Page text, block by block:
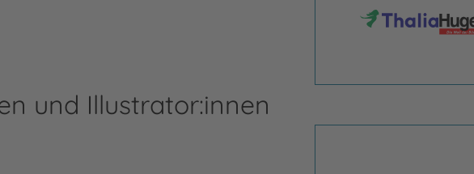
und Illustrator:innen